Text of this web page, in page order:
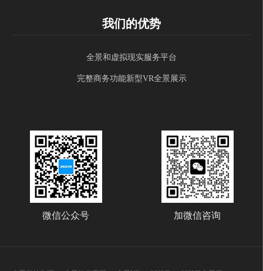
我们的优势
全景和虚拟现实服务平台
完整商务功能新型VR全景展示
微信公众号 加微信咨询